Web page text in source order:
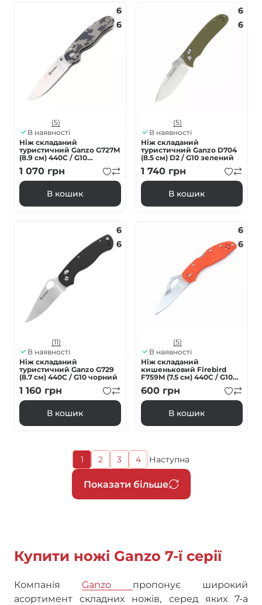
6
6
(5)
В наявності
Ніж складаний
туристичний Ganzo G727M
(8.9 см) 440С / G10
камуфляж
1 070 грн
В кошик
6
6
(5)
В наявності
Ніж складаний
туристичний Ganzo D704
(8.5 см) D2 / G10 зелений
1 740 грн
В кошик
6
6
(11)
В наявності
Ніж складаний
туристичний Ganzo G729
(8.7 см) 440C / G10 чорний
1 160 грн
В кошик
6
6
(5)
В наявності
Ніж складаний
кишеньковий Firebird
F759M (7.5 см) 440C / G10
нейлон помаранчевий
600 грн
В кошик
Розбивка
на
сторінки
Показати більше
Поточна
сторінка
1
Page
2
Page
3
Page
4
Наступна
сторінка
Наступна
Купити ножі Ganzo 7-ї серії
Компанія Ganzo пропонує широкий
асортимент складних ножів, серед яких 7-а